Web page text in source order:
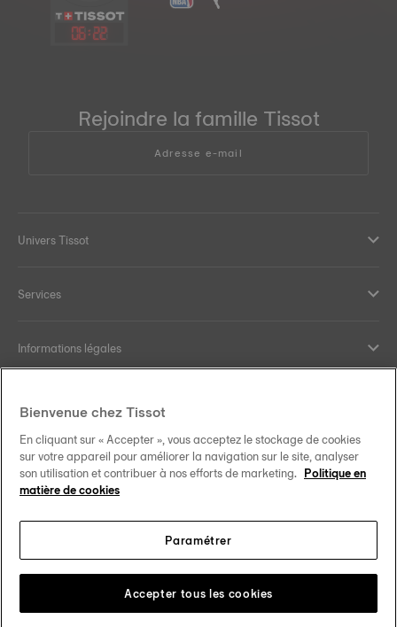
06:23
Rejoindre la famille Tissot
Adresse e-mail
Univers Tissot
Services
Informations légales
Nos engagements
Suivez-nous sur les réseaux sociaux
Changer de pays Tissot Copyrights 2026
Bienvenue chez Tissot
En cliquant sur « Accepter », vous acceptez le stockage de cookies
sur votre appareil pour améliorer la navigation sur le site, analyser
son utilisation et contribuer à nos efforts de marketing. Politique en
matière de cookies
Paramétrer
Accepter tous les cookies